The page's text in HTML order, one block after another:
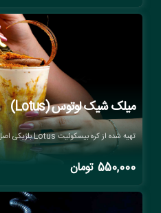
میلک شیک لوتوس (Lotus)
تهیه شده از کره بیسکوئیت Lotus بلژیکی اصل
550,000 تومان